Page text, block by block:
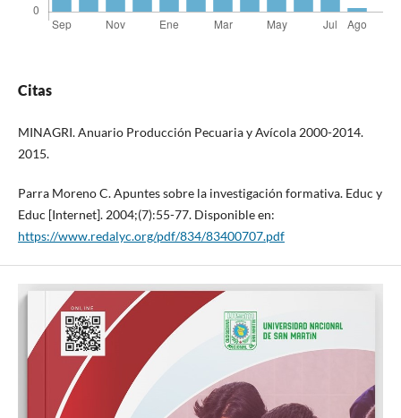
Citas
MINAGRI. Anuario Producción Pecuaria y Avícola 2000-2014.
2015.
Parra Moreno C. Apuntes sobre la investigación formativa. Educ y
Educ [Internet]. 2004;(7):55-77. Disponible en:
https://www.redalyc.org/pdf/834/83400707.pdf